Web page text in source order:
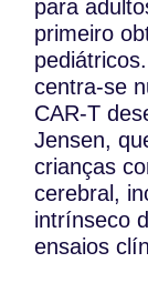
para
primeiro
centra-se
CAR-T
Jensen,
crianças
cerebral,
intrínseco
ensaios